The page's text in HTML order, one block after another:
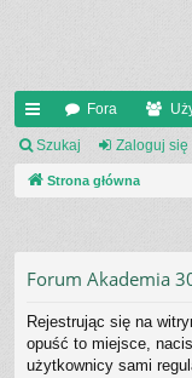
ię
ce
…
Fora
Szukaj Zaloguj się
Strona główna
Forum Akademia
Rejestrując się na
opuść to miejsce,
użytkownicy sami